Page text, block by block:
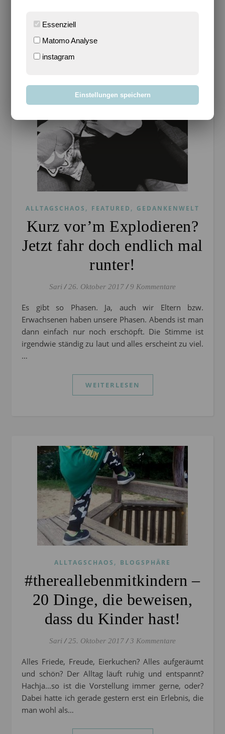
ALLTAGSCHAOS , FEATURED , GEDANKENWELT
Kurz vor’m Explodieren?
Jetzt fahr doch endlich mal
runter!
Sari / 26. Oktober 2017 / 9 Kommentare
Es gibt so Phasen. Ja, auch wir Eltern bzw.
Erwachsenen haben unsere Phasen. Abends ist man
dann einfach nur noch erschöpft. Die Stimme ist
irgendwie ständig zu laut und alles erscheint zu viel.
…
WEITERLESEN
ALLTAGSCHAOS , BLOGSPHÄRE
#thereallebenmitkindern –
20 Dinge, die beweisen,
dass du Kinder hast!
Sari / 25. Oktober 2017 / 3 Kommentare
Alles Friede, Freude, Eierkuchen? Alles aufgeräumt
und schön? Der Alltag läuft ruhig und entspannt?
Hachja…so ist die Vorstellung immer gerne, oder?
Dabei hatte ich gerade gestern erst ein Erlebnis, die
man wohl als…
Essenziell
Matomo Analyse
instagram
Einstellungen speichern